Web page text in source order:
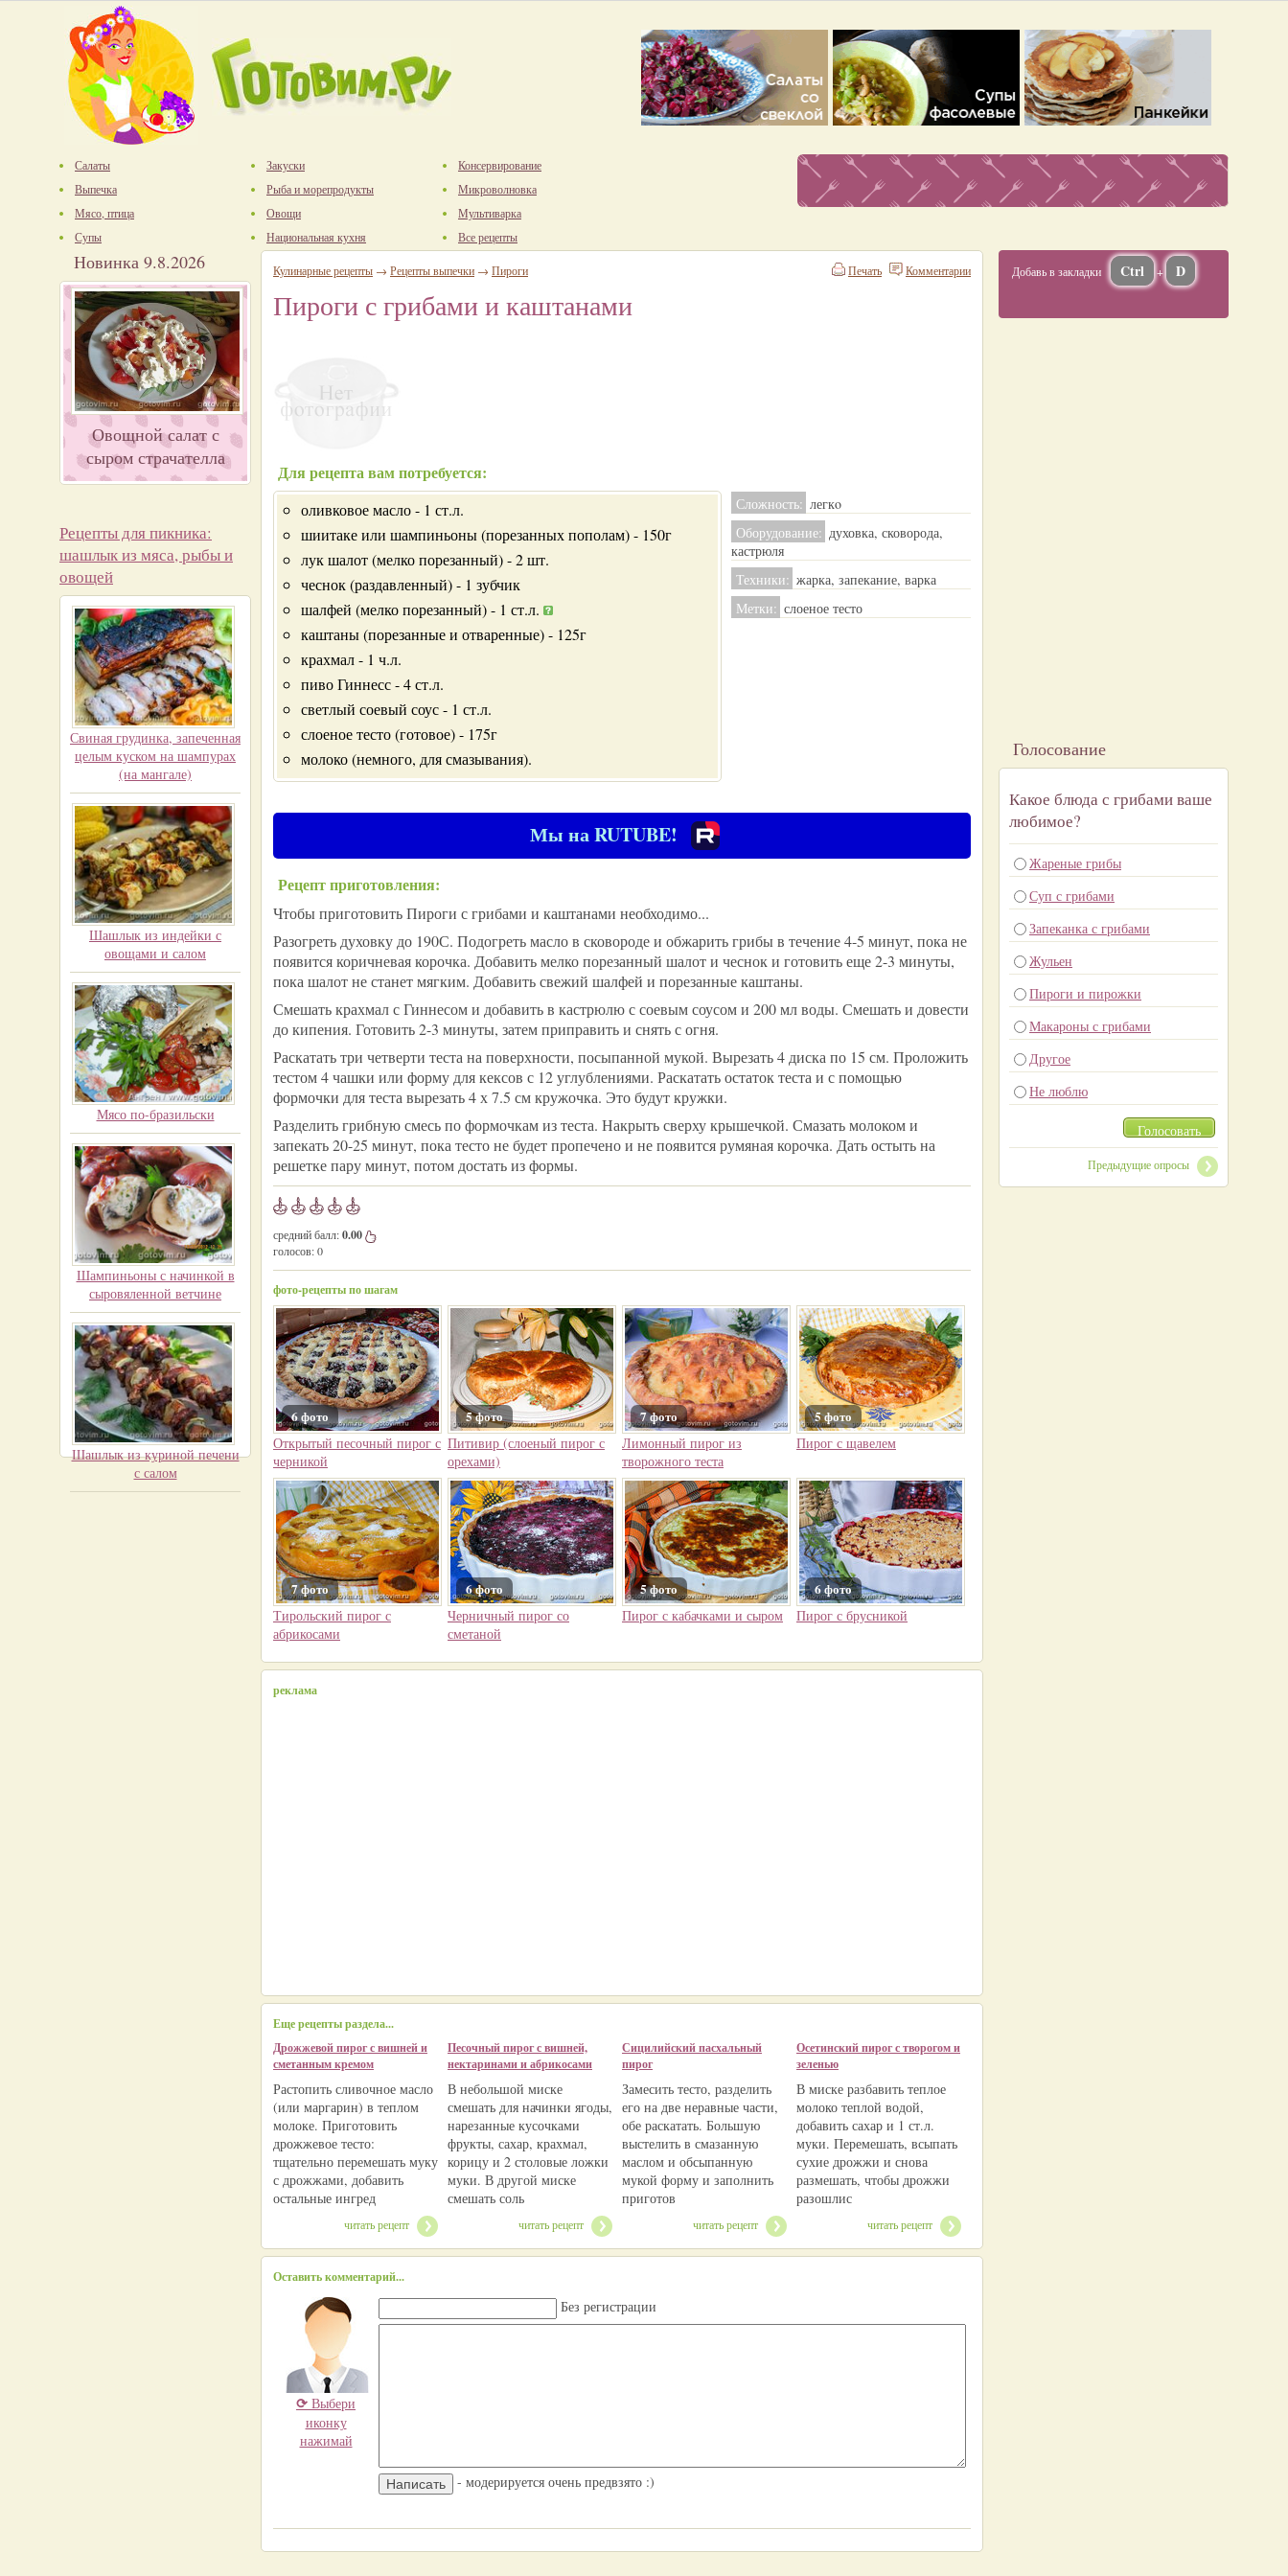
Салаты
Выпечка
Мясо, птица
Супы
Закуски
Рыба и морепродукты
Овощи
Национальная кухня
Консервирование
Микроволновка
Мультиварка
Все рецепты
Новинка 9.8.2026
Овощной салат с
сыром страчателла
Рецепты для пикника:
шашлык из мяса, рыбы и
овощей
Свиная грудинка, запеченная
целым куском на шампурах
(на мангале)
Шашлык из индейки с
овощами и салом
Мясо по-бразильски
Шампиньоны с начинкой в
сыровяленной ветчине
Шашлык из куриной печени
с салом
Комментарии
Печать
Кулинарные рецепты → Рецепты выпечки → Пироги
Пироги с грибами и каштанами
Сложность: легкo
Оборудование: духовка, сковорода,
кастрюля
Техники: жарка, запекание, варка
Метки: слоеное тесто
Для рецепта вам потребуется:
оливковое масло - 1 ст.л.
шиитаке или шампиньоны (порезанных пополам) - 150г
лук шалот (мелко порезанный) - 2 шт.
чеснок (раздавленный) - 1 зубчик
шалфей (мелко порезанный) - 1 ст.л.
каштаны (порезанные и отваренные) - 125г
крахмал - 1 ч.л.
пиво Гиннесс - 4 ст.л.
светлый соевый соус - 1 ст.л.
слоеное тесто (готовое) - 175г
молоко (немного, для смазывания).
Мы на RUTUBE!
Рецепт приготовления:
Чтобы приготовить Пироги с грибами и каштанами необходимо...
Разогреть духовку до 190С. Подогреть масло в сковороде и обжарить грибы в течение 4-5 минут, пока не
появится коричневая корочка. Добавить мелко порезанный шалот и чеснок и готовить еще 2-3 минуты,
пока шалот не станет мягким. Добавить свежий шалфей и порезанные каштаны.
Смешать крахмал с Гиннесом и добавить в кастрюлю с соевым соусом и 200 мл воды. Смешать и довести
до кипения. Готовить 2-3 минуты, затем приправить и снять с огня.
Раскатать три четверти теста на поверхности, посыпанной мукой. Вырезать 4 диска по 15 см. Проложить
тестом 4 чашки или форму для кексов с 12 углублениями. Раскатать остаток теста и с помощью
формочки для теста вырезать 4 х 7.5 см кружочка. Это будут кружки.
Разделить грибную смесь по формочкам из теста. Накрыть сверху крышечкой. Смазать молоком и
запекать 20-25 минут, пока тесто не будет пропечено и не появится румяная корочка. Дать остыть на
решетке пару минут, потом достать из формы.
средний балл:0.00
голосов:0
фото-рецепты по шагам
6 фото
Открытый песочный пирог с
черникой
5 фото
Питивир (слоеный пирог с
орехами)
7 фото
Лимонный пирог из
творожного теста
5 фото
Пирог с щавелем
7 фото
Тирольский пирог с
абрикосами
6 фото
Черничный пирог со
сметаной
5 фото
Пирог с кабачками и сыром
6 фото
Пирог с брусникой
реклама
Еще рецепты раздела...
Дрожжевой пирог с вишней и
сметанным кремом
Растопить сливочное масло
(или маргарин) в теплом
молоке. Приготовить
дрожжевое тесто:
тщательно перемешать муку
с дрожжами, добавить
остальные ингред
читать рецепт
Песочный пирог с вишней,
нектаринами и абрикосами
В небольшой миске
смешать для начинки ягоды,
нарезанные кусочками
фрукты, сахар, крахмал,
корицу и 2 столовые ложки
муки. В другой миске
смешать соль
читать рецепт
Сицилийский пасхальный
пирог
Замесить тесто, разделить
его на две неравные части,
обе раскатать. Большую
выстелить в смазанную
маслом и обсыпанную
мукой форму и заполнить
приготов
читать рецепт
Осетинский пирог с творогом и
зеленью
В миске разбавить теплое
молоко теплой водой,
добавить сахар и 1 ст.л.
муки. Перемешать, всыпать
сухие дрожжи и снова
размешать, чтобы дрожжи
разошлис
читать рецепт
Оставить комментарий...
⟳ Выбери
иконку
нажимай
Без регистрации
- модерируется очень предвзято :)
Добавь в закладки Ctrl + D
Голосование
Какое блюда с грибами ваше
любимое?
Жареные грибы
Суп с грибами
Запеканка с грибами
Жульен
Пироги и пирожки
Макароны с грибами
Другое
Не люблю
Голосовать
Предыдущие опросы